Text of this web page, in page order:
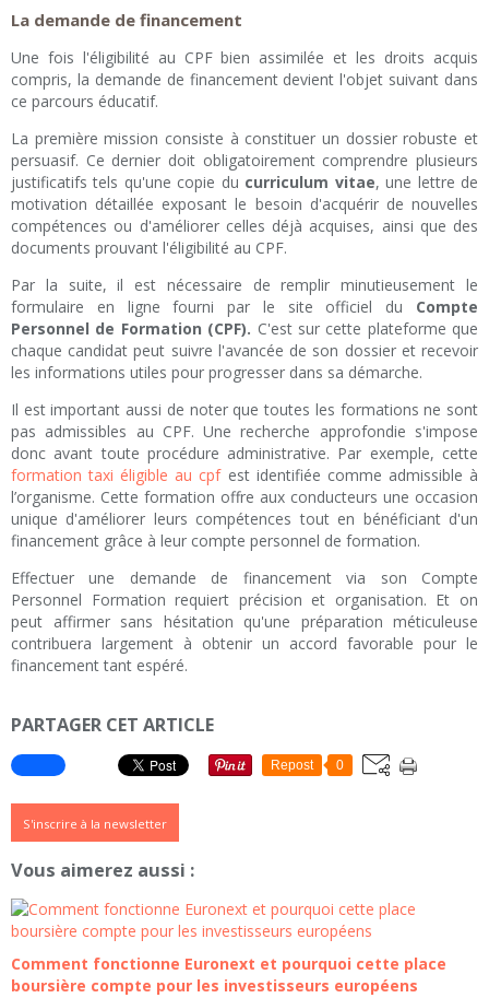
La demande de financement
Une fois l'éligibilité au CPF bien assimilée et les droits acquis
compris, la demande de financement devient l'objet suivant dans
ce parcours éducatif.
La première mission consiste à constituer un dossier robuste et
persuasif. Ce dernier doit obligatoirement comprendre plusieurs
justificatifs tels qu'une copie du curriculum vitae, une lettre de
motivation détaillée exposant le besoin d'acquérir de nouvelles
compétences ou d'améliorer celles déjà acquises, ainsi que des
documents prouvant l'éligibilité au CPF.
Par la suite, il est nécessaire de remplir minutieusement le
formulaire en ligne fourni par le site officiel du Compte
Personnel de Formation (CPF). C'est sur cette plateforme que
chaque candidat peut suivre l'avancée de son dossier et recevoir
les informations utiles pour progresser dans sa démarche.
Il est important aussi de noter que toutes les formations ne sont
pas admissibles au CPF. Une recherche approfondie s'impose
donc avant toute procédure administrative. Par exemple, cette
formation taxi éligible au cpfest identifiée comme admissible à
l’organisme. Cette formation offre aux conducteurs une occasion
unique d'améliorer leurs compétences tout en bénéficiant d'un
financement grâce à leur compte personnel de formation.
Effectuer une demande de financement via son Compte
Personnel Formation requiert précision et organisation. Et on
peut affirmer sans hésitation qu'une préparation méticuleuse
contribuera largement à obtenir un accord favorable pour le
financement tant espéré.
PARTAGER CET ARTICLE
Repost 0
S'inscrire à la newsletter
Vous aimerez aussi :
Comment fonctionne Euronext et pourquoi cette place
boursière compte pour les investisseurs européens